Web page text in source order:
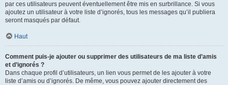
par ces utilisateurs peuvent éventuellement être mis en surbrillance. Si vous
ajoutez un utilisateur à votre liste d’ignorés, tous les messages qu’il publiera
seront masqués par défaut.
Haut
Comment puis-je ajouter ou supprimer des utilisateurs de ma liste d’amis
et d’ignorés ?
Dans chaque profil d’utilisateurs, un lien vous permet de les ajouter à votre
liste d’amis ou d’ignorés. De même, vous pouvez ajouter directement des